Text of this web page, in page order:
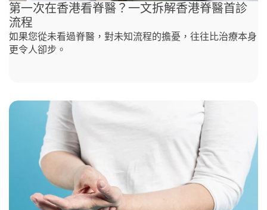
第一次在香港看脊醫？一文拆解香港脊醫首診
流程
如果您從未看過脊醫，對未知流程的擔憂，往往比治療本身
更令人卻步。